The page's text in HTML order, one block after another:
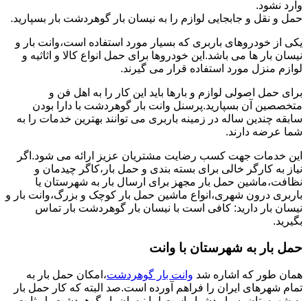
وارد نشود.
حمل و نقل و جابجایی لوازم را به نیسان بار گوهردشت بار بسپارید.
یکی از خودروهای باربری که بسیار مورد استفاده است،وانت بار و
نیسان بار ها می باشد.این خودروها برای حمل انواع کالا و اثاثیه و
لوازم منزل مورد استفاده قرار می گیرند.
برای حمل اصولی لوازم و بارها باید این کار را به اهل فن و
متخصصین آن بسپارید.پرسنل وانت بار گوهردشت با دارا بودن
سابقه چندین ساله در زمینه باربری می توانند بهترین خدمات را به
شما عرضه دارند.
این خدمات جهت کسب رضایت مشتریان عزیز ارائه می شود.اگر
نیاز به کارگر خالی برای بسته بندی و حمل بار،کاگر چیدمان و
نظافت،ماشین حمل بار مجهز برای ارسال بار به شهرستان یا
باربری درون شهری،انواع ماشین حمل بار کوچک و بزرگ،وانت بار و
نیسان بار دارید: کافی است با نیسان بار گوهردشت بار تماس
بگیرید.
حمل بار به شهرستان با وانت
همان طور که اشاره شد وانت بار گوهردشت،امکان حمل بار به
تمام شهرهای ایران را فراهم آورده است.صد البته که کار حمل بار